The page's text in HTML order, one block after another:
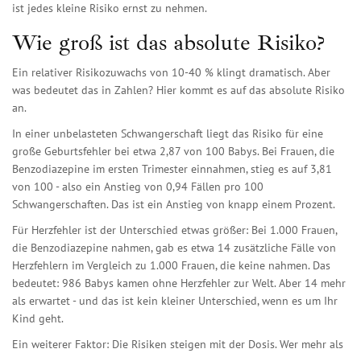
ist jedes kleine Risiko ernst zu nehmen.
Wie groß ist das absolute Risiko?
Ein relativer Risikozuwachs von 10-40 % klingt dramatisch. Aber
was bedeutet das in Zahlen? Hier kommt es auf das absolute Risiko
an.
In einer unbelasteten Schwangerschaft liegt das Risiko für eine
große Geburtsfehler bei etwa 2,87 von 100 Babys. Bei Frauen, die
Benzodiazepine im ersten Trimester einnahmen, stieg es auf 3,81
von 100 - also ein Anstieg von 0,94 Fällen pro 100
Schwangerschaften. Das ist ein Anstieg von knapp einem Prozent.
Für Herzfehler ist der Unterschied etwas größer: Bei 1.000 Frauen,
die Benzodiazepine nahmen, gab es etwa 14 zusätzliche Fälle von
Herzfehlern im Vergleich zu 1.000 Frauen, die keine nahmen. Das
bedeutet: 986 Babys kamen ohne Herzfehler zur Welt. Aber 14 mehr
als erwartet - und das ist kein kleiner Unterschied, wenn es um Ihr
Kind geht.
Ein weiterer Faktor: Die Risiken steigen mit der Dosis. Wer mehr als